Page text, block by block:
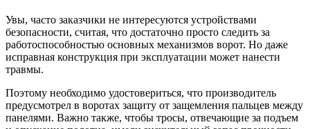
Увы, часто заказчики не интересуются устройствами
безопасности, считая, что достаточно просто следить за
работоспособностью основных механизмов ворот. Но даже
исправная конструкция при эксплуатации может нанести
травмы.
Поэтому необходимо удостовериться, что производитель
предусмотрел в воротах защиту от защемления пальцев между
панелями. Важно также, чтобы тросы, отвечающие за подъем